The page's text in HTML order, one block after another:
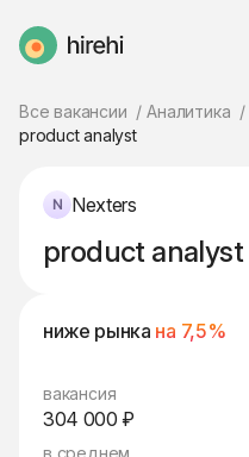
HireHi
Все вакансии Аналитика
product analyst
Nexters
product analyst
ниже рынка на 7,5%
вакансия
304 000 ₽
в среднем